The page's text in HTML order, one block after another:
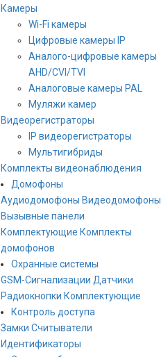
Камеры
Wi-Fi камеры
Цифровые камеры IP
Аналого-цифровые камеры
AHD/CVI/TVI
Аналоговые камеры PAL
Муляжи камер
Видеорегистраторы
IP видеорегистраторы
Мультигибриды
Комплекты видеонаблюдения
Домофоны
Аудиодомофоны Видеодомофоны
Вызывные панели
Комплектующие Комплекты
домофонов
Охранные системы
GSM-Сигнализации Датчики
Радиокнопки Комплектующие
Контроль доступа
Замки Считыватели
Идентификаторы